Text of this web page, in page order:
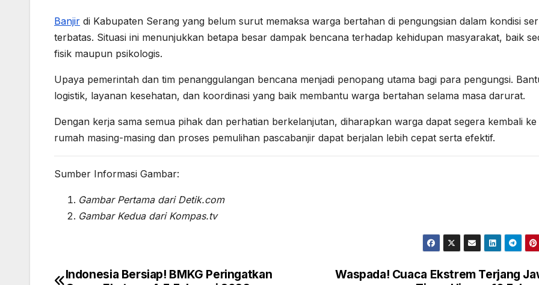
Banjir di Kabupaten Serang yang belum surut memaksa warga bertahan di pengungsian dalam kondisi
terbatas. Situasi ini menunjukkan betapa besar dampak bencana terhadap kehidupan masyarakat, baik
fisik maupun psikologis.
Upaya pemerintah dan tim penanggulangan bencana menjadi penopang utama bagi para pengungsi.
logistik, layanan kesehatan, dan koordinasi yang baik membantu warga bertahan selama masa darurat.
Dengan kerja sama semua pihak dan perhatian berkelanjutan, diharapkan warga dapat segera kembali ke
rumah masing-masing dan proses pemulihan pascabanjir dapat berjalan lebih cepat serta efektif.
Sumber Informasi Gambar:
Gambar Pertama dari Detik.com
Gambar Kedua dari Kompas.tv
Post
Waspada! Cuaca Ekstrem Terjang
Indonesia Bersiap! BMKG Peringatkan